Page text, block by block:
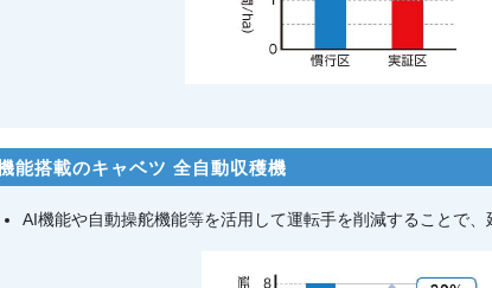
能搭載のキャベツ 全自動収穫機
AI機能や自動操舵機能等を活用して運転手を削減することで